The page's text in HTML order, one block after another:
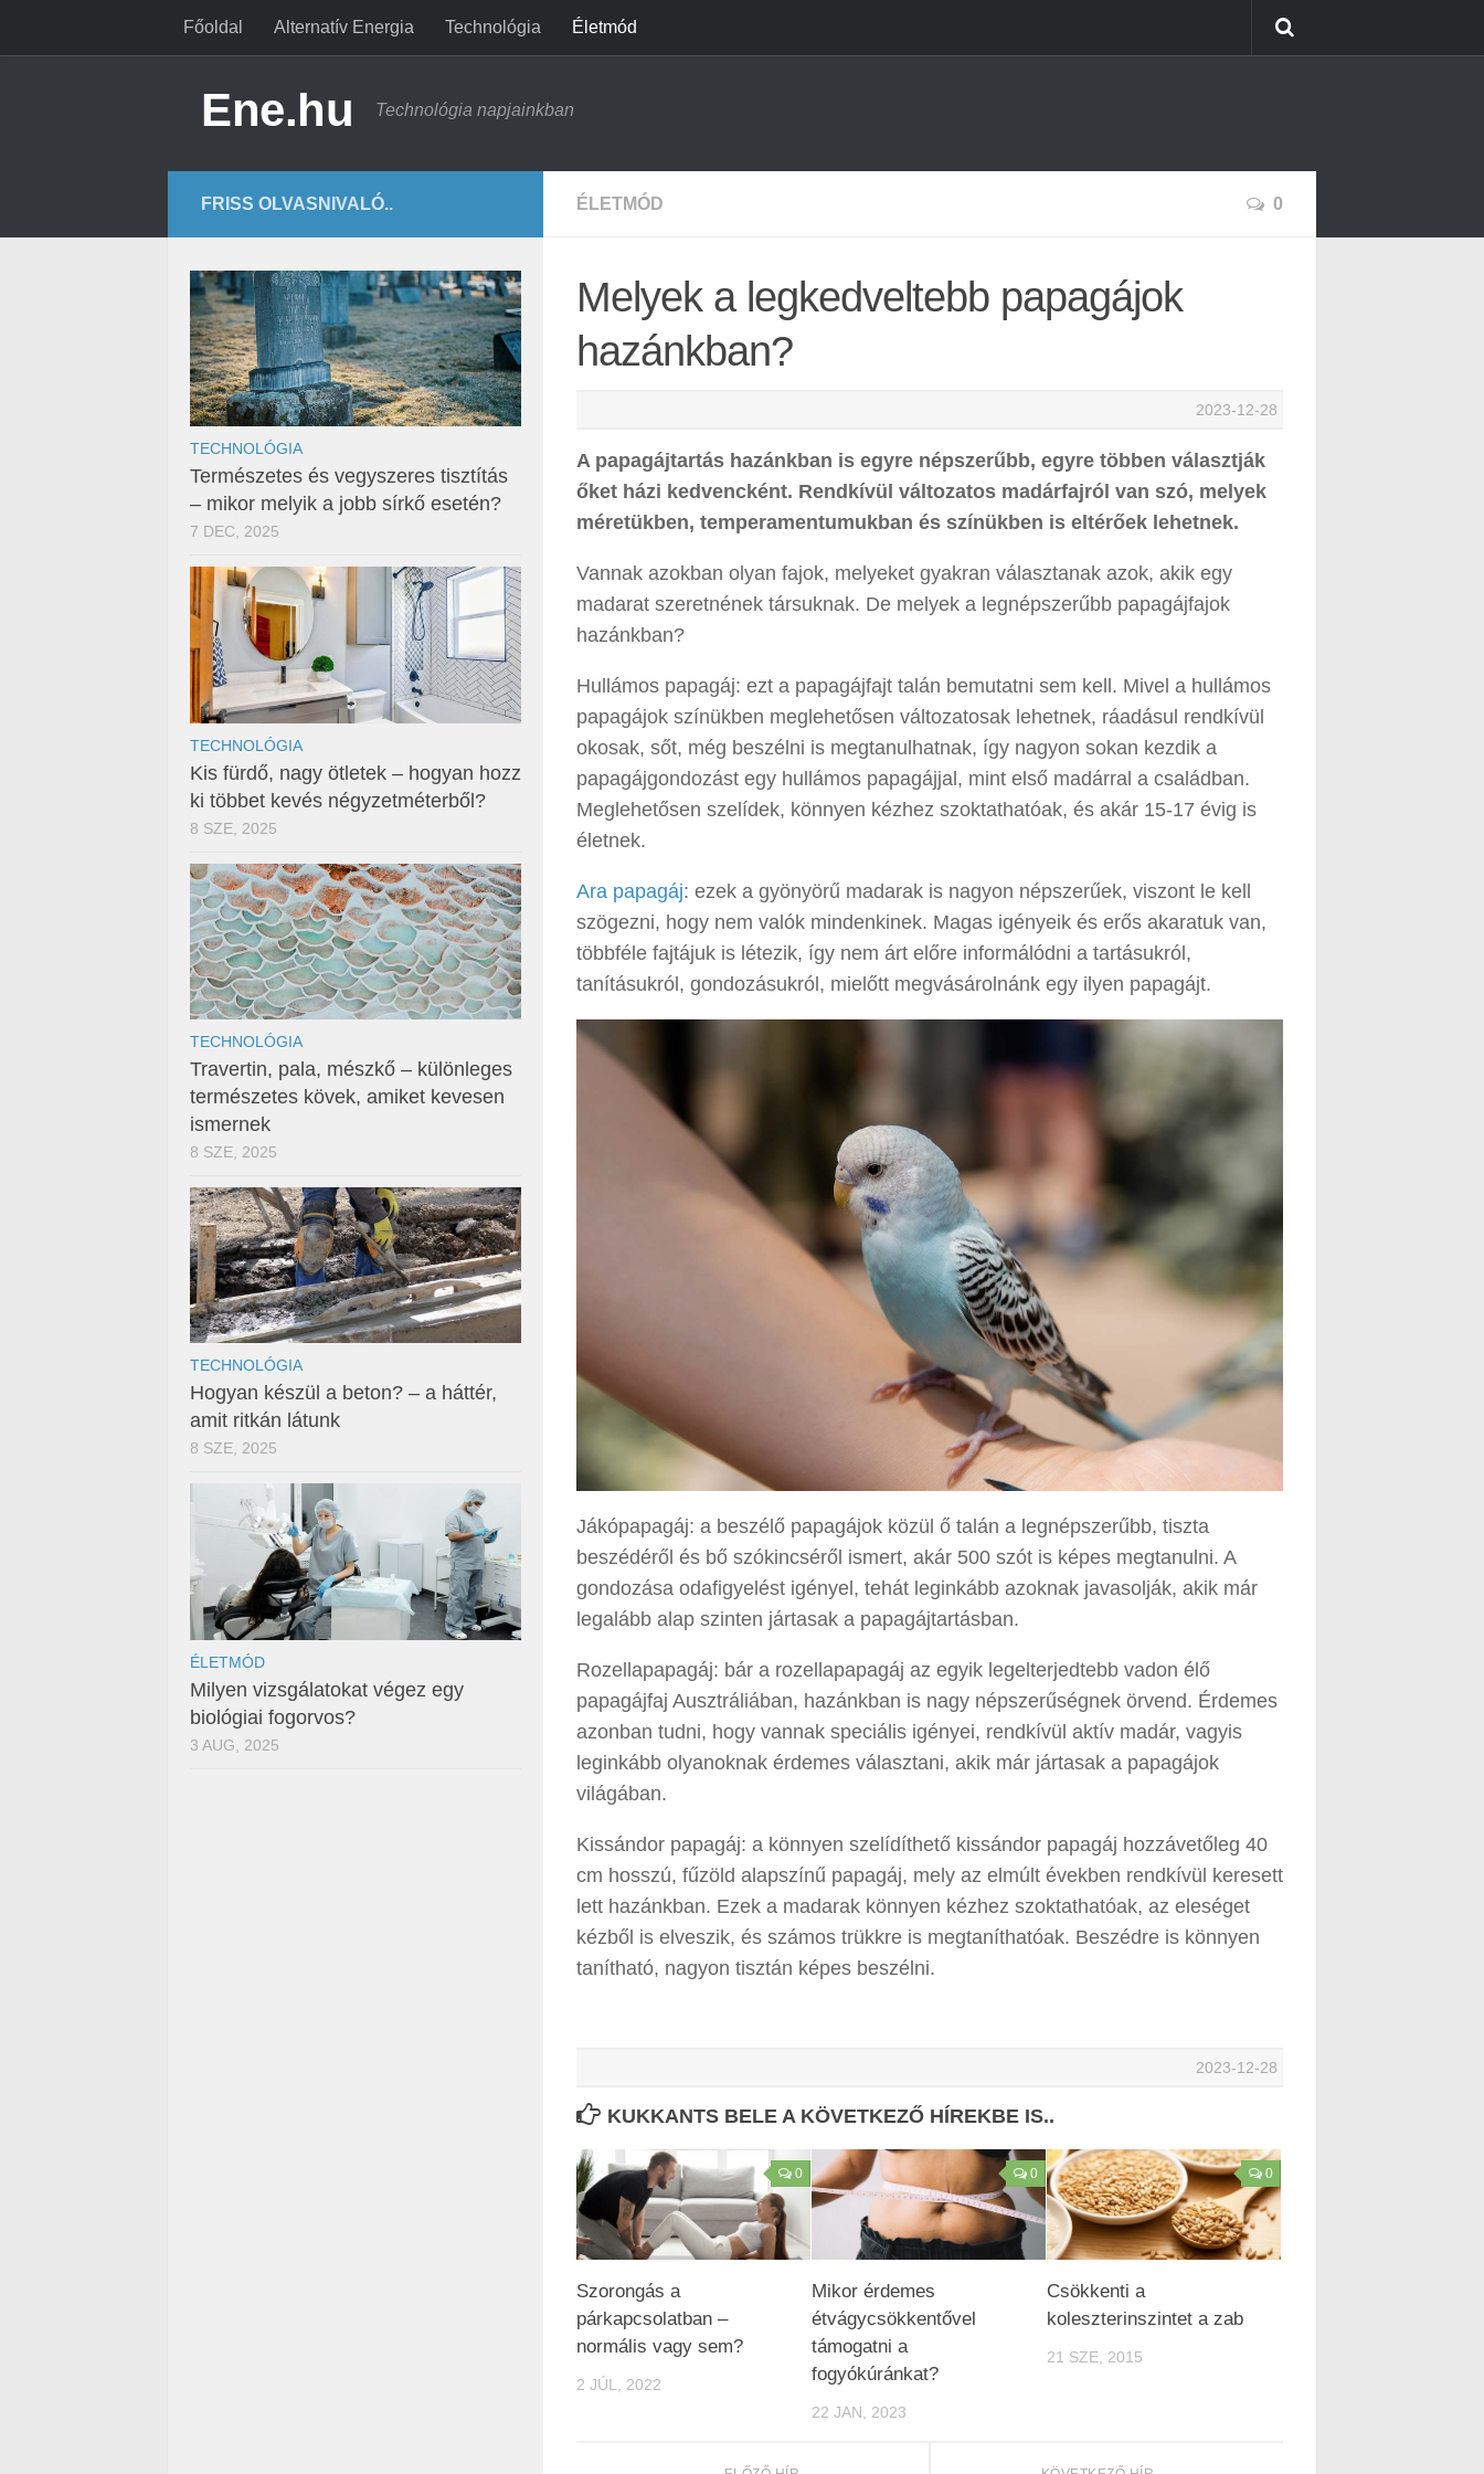
Főoldal Alternatív Energia Technológia Életmód
Ene.hu Technológia napjainkban
ÉLETMÓD 0
Melyek a legkedveltebb papagájok
hazánkban?
2023-12-28
A papagájtartás hazánkban is egyre népszerűbb, egyre többen választják
őket házi kedvencként. Rendkívül változatos madárfajról van szó, melyek
méretükben, temperamentumukban és színükben is eltérőek lehetnek.
Vannak azokban olyan fajok, melyeket gyakran választanak azok, akik egy
madarat szeretnének társuknak. De melyek a legnépszerűbb papagájfajok
hazánkban?
Hullámos papagáj: ezt a papagájfajt talán bemutatni sem kell. Mivel a hullámos
papagájok színükben meglehetősen változatosak lehetnek, ráadásul rendkívül
okosak, sőt, még beszélni is megtanulhatnak, így nagyon sokan kezdik a
papagájgondozást egy hullámos papagájjal, mint első madárral a családban.
Meglehetősen szelídek, könnyen kézhez szoktathatóak, és akár 15-17 évig is
életnek.
Ara papagáj: ezek a gyönyörű madarak is nagyon népszerűek, viszont le kell
szögezni, hogy nem valók mindenkinek. Magas igényeik és erős akaratuk van,
többféle fajtájuk is létezik, így nem árt előre informálódni a tartásukról,
tanításukról, gondozásukról, mielőtt megvásárolnánk egy ilyen papagájt.
Jákópapagáj: a beszélő papagájok közül ő talán a legnépszerűbb, tiszta
beszédéről és bő szókincséről ismert, akár 500 szót is képes megtanulni. A
gondozása odafigyelést igényel, tehát leginkább azoknak javasolják, akik már
legalább alap szinten jártasak a papagájtartásban.
Rozellapapagáj: bár a rozellapapagáj az egyik legelterjedtebb vadon élő
papagájfaj Ausztráliában, hazánkban is nagy népszerűségnek örvend. Érdemes
azonban tudni, hogy vannak speciális igényei, rendkívül aktív madár, vagyis
leginkább olyanoknak érdemes választani, akik már jártasak a papagájok
világában.
Kissándor papagáj: a könnyen szelídíthető kissándor papagáj hozzávetőleg 40
cm hosszú, fűzöld alapszínű papagáj, mely az elmúlt években rendkívül keresett
lett hazánkban. Ezek a madarak könnyen kézhez szoktathatóak, az eleséget
kézből is elveszik, és számos trükkre is megtaníthatóak. Beszédre is könnyen
tanítható, nagyon tisztán képes beszélni.
2023-12-28
KUKKANTS BELE A KÖVETKEZŐ HÍREKBE IS..
0
Szorongás a
párkapcsolatban –
normális vagy sem?
2 JÚL, 2022
0
Mikor érdemes
étvágycsökkentővel
támogatni a
fogyókúránkat?
22 JAN, 2023
0
Csökkenti a
koleszterinszintet a zab
21 SZE, 2015
FRISS OLVASNIVALÓ..
TECHNOLÓGIA
Természetes és vegyszeres tisztítás
– mikor melyik a jobb sírkő esetén?
7 DEC, 2025
TECHNOLÓGIA
Kis fürdő, nagy ötletek – hogyan hozz
ki többet kevés négyzetméterből?
8 SZE, 2025
TECHNOLÓGIA
Travertin, pala, mészkő – különleges
természetes kövek, amiket kevesen
ismernek
8 SZE, 2025
TECHNOLÓGIA
Hogyan készül a beton? – a háttér,
amit ritkán látunk
8 SZE, 2025
ÉLETMÓD
Milyen vizsgálatokat végez egy
biológiai fogorvos?
3 AUG, 2025